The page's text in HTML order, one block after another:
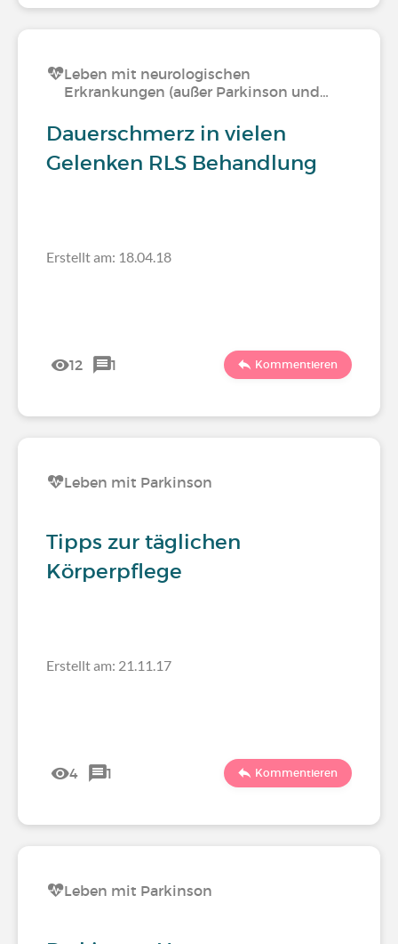
Leben mit neurologischen
Erkrankungen (außer Parkinson und…
Dauerschmerz in vielen
Gelenken RLS Behandlung
Erstellt am: 18.04.18
12 1 Kommentieren
Leben mit Parkinson
Tipps zur täglichen
Körperpflege
Erstellt am: 21.11.17
4 1 Kommentieren
Leben mit Parkinson